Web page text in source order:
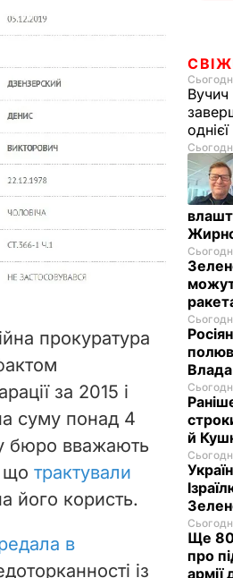
прокуратура
за 2015 і
суму понад 4
бюро вважають
що трактували
його користь.
в
із
й
Ще
про
армії